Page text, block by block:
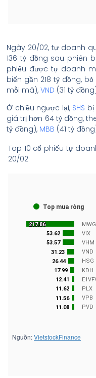
Ngày 20/02, tự doanh
136 tỷ đồng sau phiên
phiếu được tự doanh
biến gần 218 tỷ đồng, bỏ
mỗi mã), VND (31 tỷ
Ở chiều ngược lại, SHS
giá trị hơn 64 tỷ đồng,
tỷ đồng), MBB (41 tỷ
Top 10 cổ phiếu tự
20/02